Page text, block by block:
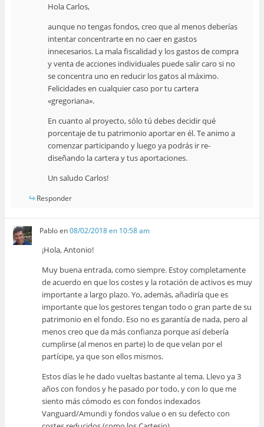
Hola Carlos,
aunque no tengas fondos, creo que al menos deberías
intentar concentrarte en no caer en gastos
innecesarios. La mala fiscalidad y los gastos de compra
y venta de acciones individuales puede salir caro si no
se concentra uno en reducir los gatos al máximo.
Felicidades en cualquier caso por tu cartera
«gregoriana».
En cuanto al proyecto, sólo tú debes decidir qué
porcentaje de tu patrimonio aportar en él. Te animo a
comenzar participando y luego ya podrás ir re-
diseñando la cartera y tus aportaciones.
Un saludo Carlos!
Responder
Pabloen08/02/2018 en 10:58 am
¡Hola, Antonio!
Muy buena entrada, como siempre. Estoy completamente
de acuerdo en que los costes y la rotación de activos es muy
importante a largo plazo. Yo, además, añadiría que es
importante que los gestores tengan todo o gran parte de su
patrimonio en el fondo. Eso no es garantía de nada, pero al
menos creo que da más confianza porque así debería
cumplirse (al menos en parte) lo de que velan por el
partícipe, ya que son ellos mismos.
Estos días le he dado vueltas bastante al tema. Llevo ya 3
años con fondos y he pasado por todo, y con lo que me
siento más cómodo es con fondos indexados
Vanguard/Amundi y fondos value o en su defecto con